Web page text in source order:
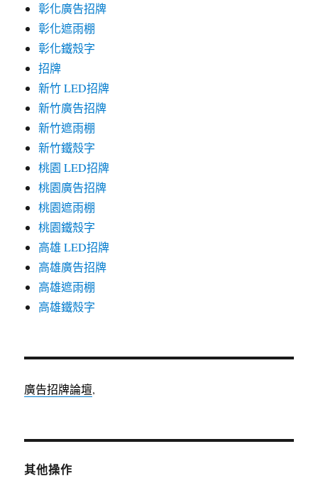
彰化廣告招牌
彰化遮雨棚
彰化鐵殼字
招牌
新竹 LED招牌
新竹廣告招牌
新竹遮雨棚
新竹鐵殼字
桃園 LED招牌
桃園廣告招牌
桃園遮雨棚
桃園鐵殼字
高雄 LED招牌
高雄廣告招牌
高雄遮雨棚
高雄鐵殼字
廣告招牌論壇,
其他操作